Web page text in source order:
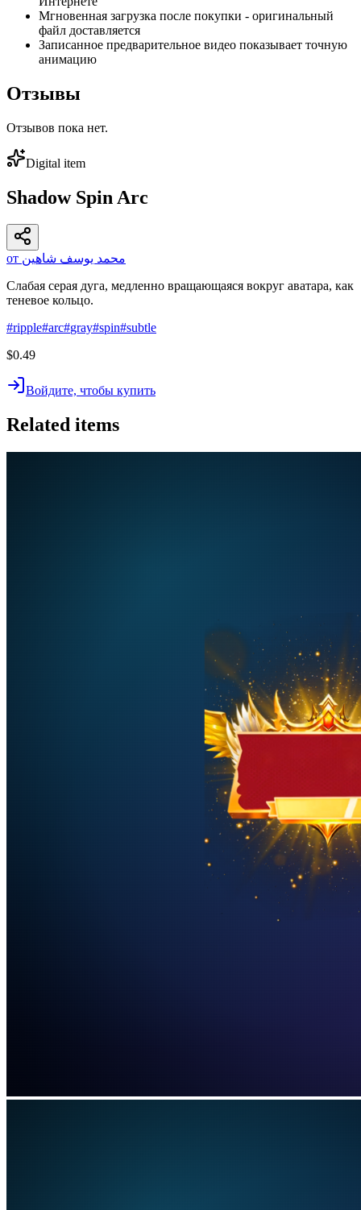
Мгновенная загрузка после покупки - оригинальный
файл доставляется
Записанное предварительное видео показывает точную
анимацию
Отзывы
Отзывов пока нет.
Digital item
Shadow Spin Arc
от محمد يوسف شاهين
Слабая серая дуга, медленно вращающаяся вокруг аватара, как
теневое кольцо.
#ripple#arc#gray#spin#subtle
$0.49
Войдите, чтобы купить
Related items